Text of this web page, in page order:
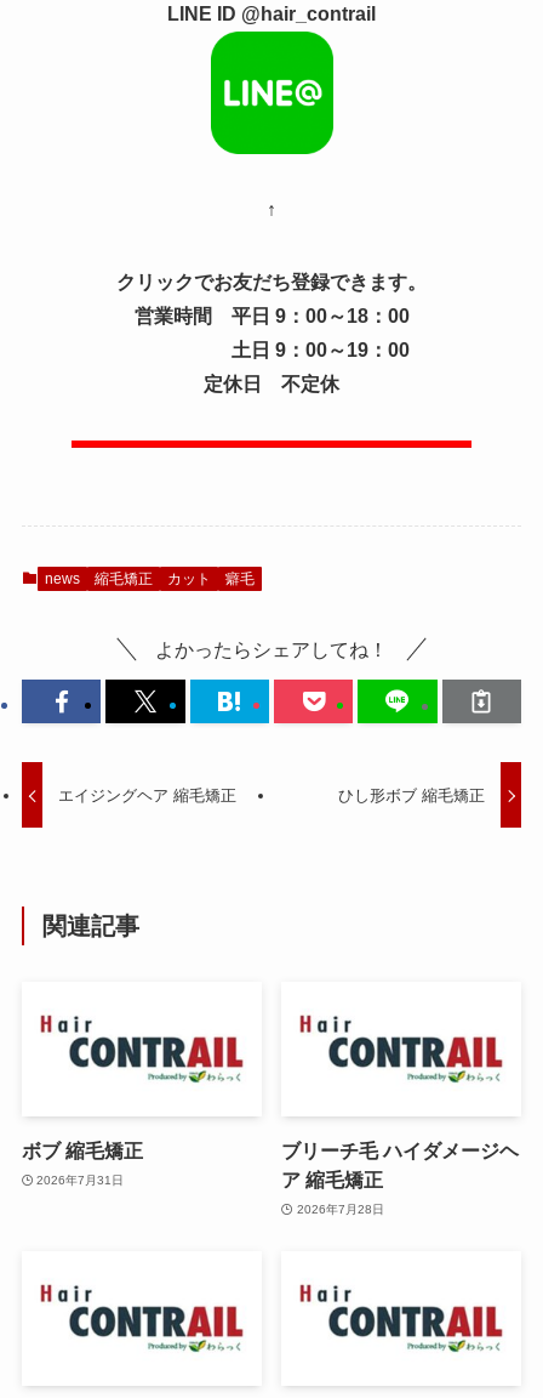
LINE ID @hair_contrail
↑
クリックでお友だち登録できます。
営業時間 平日 9：00～18：00
土日 9：00～19：00
定休日 不定休
news 縮毛矯正 カット 癖毛
よかったらシェアしてね！
エイジングヘア 縮毛矯正 ひし形ボブ 縮毛矯正
関連記事
ボブ 縮毛矯正
2026年7月31日
ブリーチ毛 ハイダメージヘ
ア 縮毛矯正
2026年7月28日